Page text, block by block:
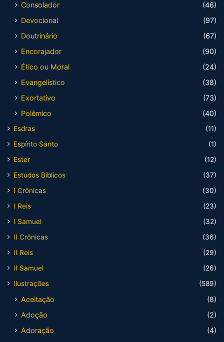
Consolador
(46)
Devocional
(97)
Doutrinário
(67)
Encorajador
(90)
Ético ou Moral
(24)
Evangelístico
(38)
Exortativo
(73)
Polêmico
(40)
Esdras
(11)
Espírito Santo
(1)
Ester
(12)
Estudos Bíblicos
(37)
I Crônicas
(30)
I Reis
(23)
I Samuel
(32)
II Crônicas
(36)
II Reis
(29)
II Samuel
(26)
Ilustrações
(589)
Aceitação
(8)
Adoção
(2)
Adoração
(4)